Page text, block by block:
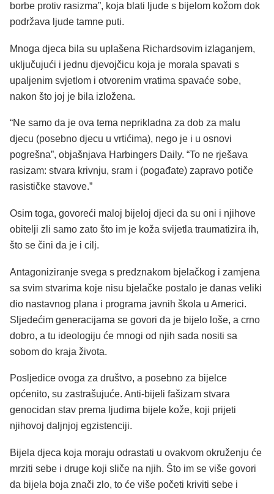
borbe protiv rasizma”, koja blati ljude s bijelom kožom dok
podržava ljude tamne puti.
Mnoga djeca bila su uplašena Richardsovim izlaganjem,
uključujući i jednu djevojčicu koja je morala spavati s
upaljenim svjetlom i otvorenim vratima spavaće sobe,
nakon što joj je bila izložena.
“Ne samo da je ova tema neprikladna za dob za malu
djecu (posebno djecu u vrtićima), nego je i u osnovi
pogrešna”, objašnjava Harbingers Daily. “To ne rješava
rasizam: stvara krivnju, sram i (pogađate) zapravo potiče
rasističke stavove.”
Osim toga, govoreći maloj bijeloj djeci da su oni i njihove
obitelji zli samo zato što im je koža svijetla traumatizira ih,
što se čini da je i cilj.
Antagoniziranje svega s predznakom bjelačkog i zamjena
sa svim stvarima koje nisu bjelačke postalo je danas veliki
dio nastavnog plana i programa javnih škola u Americi.
Sljedećim generacijama se govori da je bijelo loše, a crno
dobro, a tu ideologiju će mnogi od njih sada nositi sa
sobom do kraja života.
Posljedice ovoga za društvo, a posebno za bijelce
općenito, su zastrašujuće. Anti-bijeli fašizam stvara
genocidan stav prema ljudima bijele kože, koji prijeti
njihovoj daljnjoj egzistenciji.
Bijela djeca koja moraju odrastati u ovakvom okruženju će
mrziti sebe i druge koji sliče na njih. Što im se više govori
da bijela boja znači zlo, to će više početi kriviti sebe i